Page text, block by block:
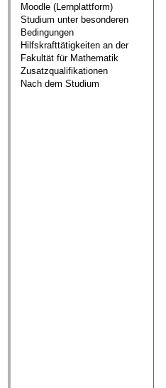
Moodle (Lernplattform)
Studium unter besonderen
Bedingungen
Hilfskrafttätigkeiten an der
Fakultät für Mathematik
Zusatzqualifikationen
Nach dem Studium